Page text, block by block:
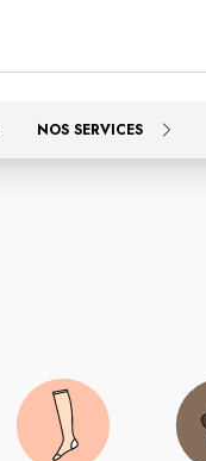
NOS SERVICES